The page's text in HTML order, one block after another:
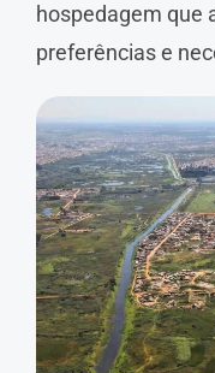
hospedagem que
preferências e